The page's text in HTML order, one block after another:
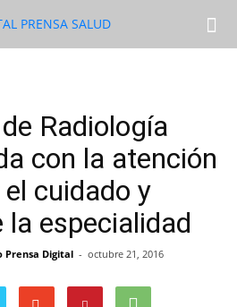
Radiología
con la atención
cuidado y
la especialidad
Prensa Digital - octubre 21, 2016